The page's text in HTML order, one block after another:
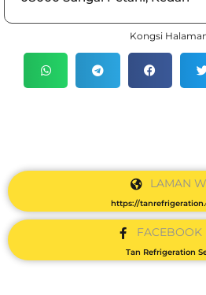
Kongsi
LAMAN
https://
FACEBOOK
Tan Refrigeration